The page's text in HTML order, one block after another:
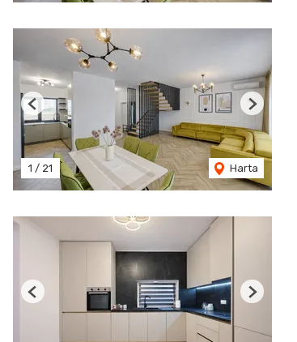
1 / 21 Harta
Previous Next
Previous Next